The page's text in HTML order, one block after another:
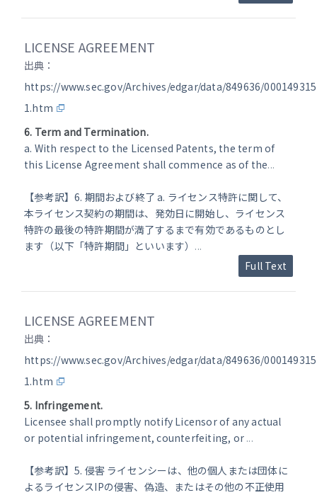
LICENSE AGREEMENT
出典：
https://www.sec.gov/Archives/edgar/data/849636/
1.htm
6. Term and Termination.
a. With respect to the Licensed Patents, the term of
this License Agreement shall commence as of the...
【参考訳】6. 期間および終了 a. ライセンス特許に関して、
本ライセンス契約の期間は、発効日に開始し、ライセンス
特許の最後の特許期間が満了するまで有効であるものとし
ます（以下「特許期間」といいます） ...
Full Text
LICENSE AGREEMENT
出典：
https://www.sec.gov/Archives/edgar/data/849636/
1.htm
5. Infringement.
Licensee shall promptly notify Licensor of any actual
or potential infringement, counterfeiting, or ...
【参考訳】5. 侵害 ライセンシーは、他の個人または団体に
よるライセンスIPの侵害、偽造、またはその他の不正使用